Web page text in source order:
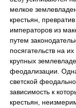
мелкое
крестьян,
императоров из
путем
посягательств на
крупных
феодализации.
светской
зависимость к
крестьян,